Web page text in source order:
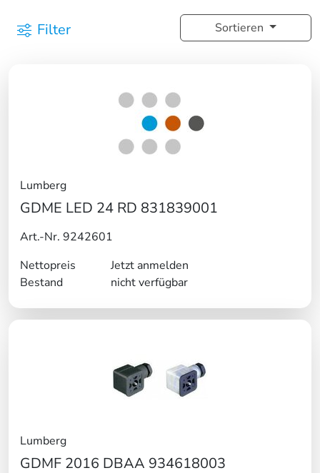
Filter Sortieren
Lumberg
GDME LED 24 RD 831839001
Art.-Nr. 9242601
Nettopreis
Jetzt anmelden
Bestand
nicht verfügbar
Lumberg
GDMF 2016 DBAA 934618003